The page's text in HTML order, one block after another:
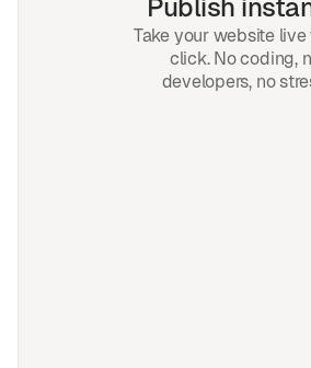
Take your website
click. No coding,
developers, no